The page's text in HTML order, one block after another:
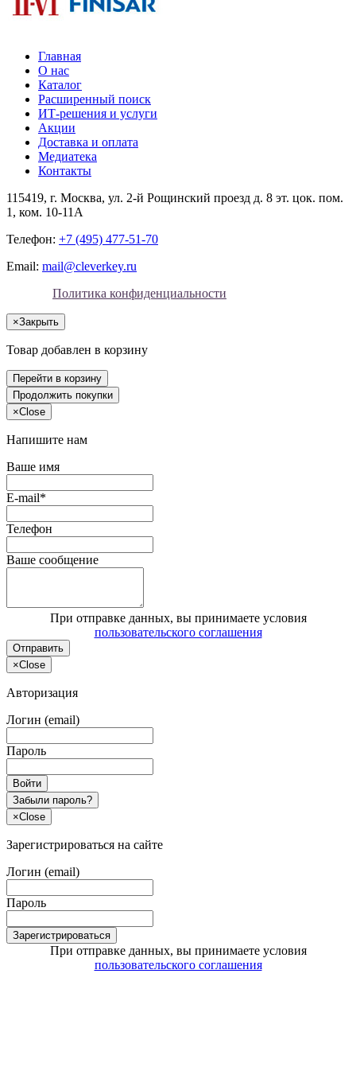
Главная
О нас
Каталог
Расширенный поиск
ИТ-решения и услуги
Акции
Доставка и оплата
Медиатека
Контакты
115419, г. Москва, ул. 2-й Рощинский проезд д. 8 эт. цок. пом.
1, ком. 10-11А
Телефон: +7 (495) 477-51-70
Email: mail@cleverkey.ru
Политика конфиденциальности
×Закрыть
Товар добавлен в корзину
Перейти в корзину
Продолжить покупки
×Close
Напишите нам
Ваше имя
E-mail*
Телефон
Ваше сообщение
При отправке данных, вы принимаете условия
пользовательского соглашения
Отправить
×Close
Авторизация
Логин (email)
Пароль
Войти
Забыли пароль?
×Close
Зарегистрироваться на сайте
Логин (email)
Пароль
Зарегистрироваться
При отправке данных, вы принимаете условия
пользовательского соглашения